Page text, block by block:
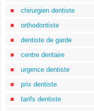
chirurgien dentiste
orthodontiste
dentiste de garde
centre dentaire
urgence dentiste
prix dentiste
tarifs dentiste